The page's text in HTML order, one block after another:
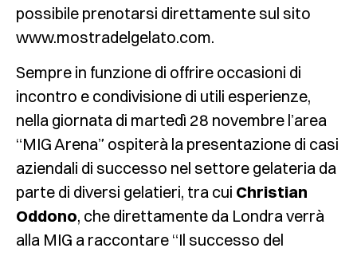
possibile prenotarsi direttamente sul sito
www.mostradelgelato.com.
Sempre in funzione di offrire occasioni di
incontro e condivisione di utili esperienze,
nella giornata di martedì 28 novembre l’area
“MIG Arena” ospiterà la presentazione di casi
aziendali di successo nel settore gelateria da
parte di diversi gelatieri, tra cui Christian
Oddono, che direttamente da Londra verrà
alla MIG a raccontare “Il successo del